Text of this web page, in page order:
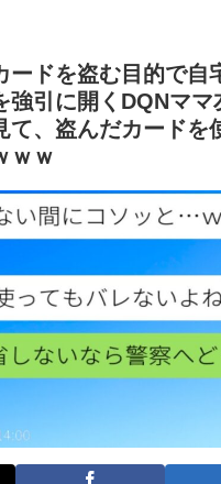
ードを盗む目的で自
強引に開くDQNマ
て、盗んだカードを
ｗｗ